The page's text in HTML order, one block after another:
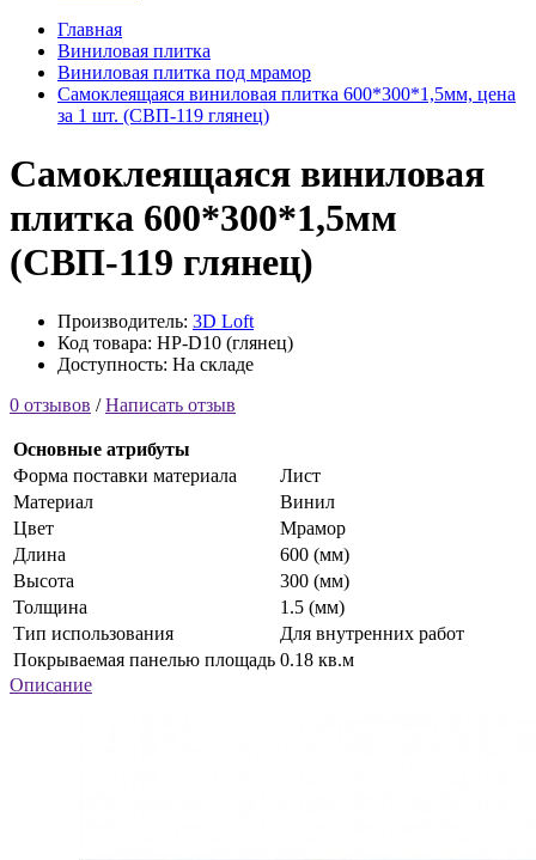
Главная
Виниловая плитка
Виниловая плитка под мрамор
Самоклеящаяся виниловая плитка 600*300*1,5мм, цена
за 1 шт. (СВП-119 глянец)
Самоклеящаяся виниловая
плитка 600*300*1,5мм
(СВП-119 глянец)
Производитель: 3D Loft
Код товара: HP-D10 (глянец)
Доступность: На складе
0 отзывов /Написать отзыв
Основные атрибуты
Форма поставки материала
Лист
Материал
Винил
Цвет
Мрамор
Длина
600 (мм)
Высота
300 (мм)
Толщина
1.5 (мм)
Тип использования
Для внутренних работ
Покрываемая панелью площадь 0.18 кв.м
Описание